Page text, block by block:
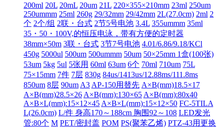
200ml 20L 20mL 20um 21L 220×355×210mm 23ml 250um
250ummm 25ml 260g 29/32mm 29/42mm 2L(27.0cm) 2ml 2
个 2个/组 2联・台式 2节5号电池 3.4L 355ummm 35ml
35・50・100V,的恒压电泳，带有方便的定时器
38mm×50m 3联・台式 3节7号电池 4.01/6.86/9.18/KCl
450g 5000ul 500um 500ummm 50um 50×25mm 1盒(100张)
53um 5kg 5ul 5张用 60ml 63um 6个 70ml 710um 75L
75×15mm 7件 7层 830g 84us/1413us/12.88ms/111.8ms
850um 8层 90um A3 AP-150用替先 A×B(mm)18.5×17
A×B(mm)28.5×26 A×B(mm):130×65 A×B(mm):80x40
A×B×L(mm):15×12×45 A×B×L(mm):15×12×50 FC-5TILA
L(26.0cm) L/件 身高170～188cm 胸围92～108 LED发光
管:80个 M PET/密封盖 POM PS(聚苯乙烯) PTZ-43用更换